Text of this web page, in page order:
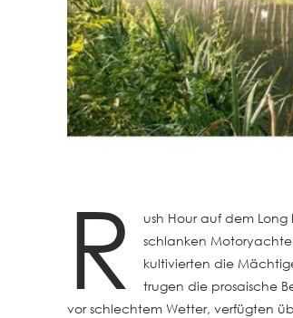
R
ush Hour auf dem
schlanken
kultivierten die
trugen die prosaische
vor schlechtem Wetter, verfügten